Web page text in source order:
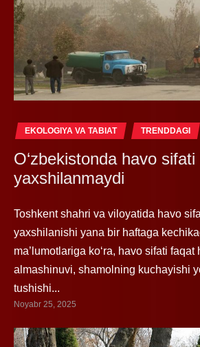
EKOLOGIYA VA TABIAT TRENDDAGI
O‘zbekistonda havo
yaxshilanmaydi
Toshkent shahri va viloyatida havo
yaxshilanishi yana bir haftaga
ma’lumotlariga ko‘ra, havo sifati
almashinuvi, shamolning kuchayishi
tushishi...
Noyabr 25, 2025